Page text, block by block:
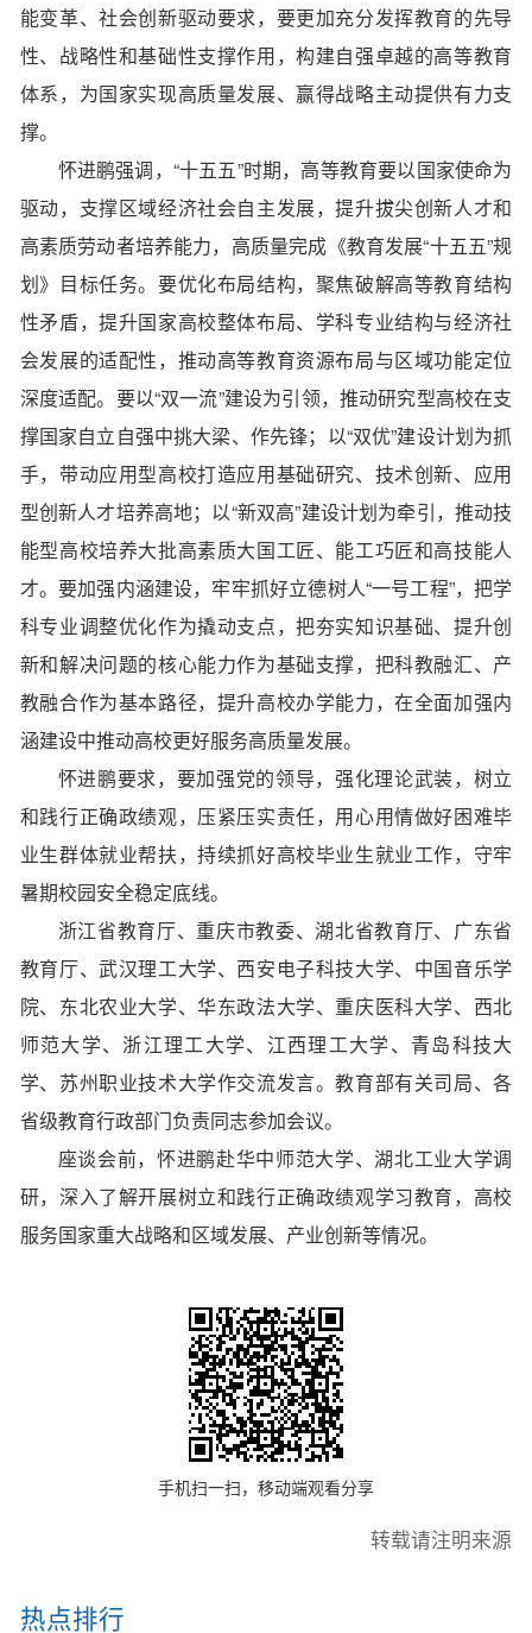
能变革、社会创新驱动要求，要更加充分发挥教育的先导
性、战略性和基础性支撑作用，构建自强卓越的高等教育
体系，为国家实现高质量发展、赢得战略主动提供有力支
撑。
怀进鹏强调，“十五五”时期，高等教育要以国家使命为
驱动，支撑区域经济社会自主发展，提升拔尖创新人才和
高素质劳动者培养能力，高质量完成《教育发展“十五五”规
划》目标任务。要优化布局结构，聚焦破解高等教育结构
性矛盾，提升国家高校整体布局、学科专业结构与经济社
会发展的适配性，推动高等教育资源布局与区域功能定位
深度适配。要以“双一流”建设为引领，推动研究型高校在支
撑国家自立自强中挑大梁、作先锋；以“双优”建设计划为抓
手，带动应用型高校打造应用基础研究、技术创新、应用
型创新人才培养高地；以“新双高”建设计划为牵引，推动技
能型高校培养大批高素质大国工匠、能工巧匠和高技能人
才。要加强内涵建设，牢牢抓好立德树人“一号工程”，把学
科专业调整优化作为撬动支点，把夯实知识基础、提升创
新和解决问题的核心能力作为基础支撑，把科教融汇、产
教融合作为基本路径，提升高校办学能力，在全面加强内
涵建设中推动高校更好服务高质量发展。
怀进鹏要求，要加强党的领导，强化理论武装，树立
和践行正确政绩观，压紧压实责任，用心用情做好困难毕
业生群体就业帮扶，持续抓好高校毕业生就业工作，守牢
暑期校园安全稳定底线。
浙江省教育厅、重庆市教委、湖北省教育厅、广东省
教育厅、武汉理工大学、西安电子科技大学、中国音乐学
院、东北农业大学、华东政法大学、重庆医科大学、西北
师范大学、浙江理工大学、江西理工大学、青岛科技大
学、苏州职业技术大学作交流发言。教育部有关司局、各
省级教育行政部门负责同志参加会议。
座谈会前，怀进鹏赴华中师范大学、湖北工业大学调
研，深入了解开展树立和践行正确政绩观学习教育，高校
服务国家重大战略和区域发展、产业创新等情况。
手机扫一扫，移动端观看分享
转载请注明来源
热点排行